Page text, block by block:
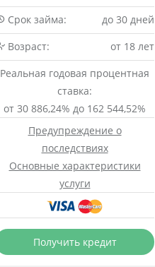
Срок займа:
до 30 дней
Возраст:
от 18 лет
Реальная годовая процентная
ставка:
от 30 886,24% до 162 544,52%
Предупреждение о
последствиях
Основные характеристики
услуги
Получить кредит